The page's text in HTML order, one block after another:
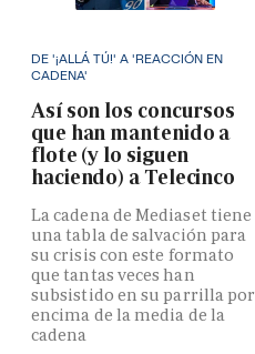
DE '¡ALLÁ TÚ!' A 'REACCIÓN EN
CADENA'
Así son los concursos
que han mantenido a
flote (y lo siguen
haciendo) a Telecinco
La cadena de Mediaset tiene
una tabla de salvación para
su crisis con este formato
que tantas veces han
subsistido en su parrilla por
encima de la media de la
cadena